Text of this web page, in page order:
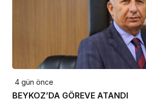
4 gün önce
BEYKOZ’DA GÖREVE ATANDI